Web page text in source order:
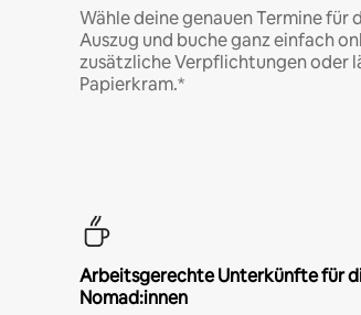
Wähle deine genauen Termine für
Auszug und buche ganz einfach
zusätzliche Verpflichtungen oder
Papierkram.*
Arbeitsgerechte Unterkünfte für
Nomad:innen